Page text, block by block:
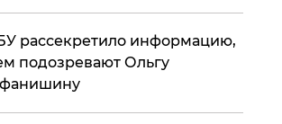
рассекретило информацию,
подозревают Ольгу